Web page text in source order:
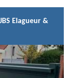
Elagueur &